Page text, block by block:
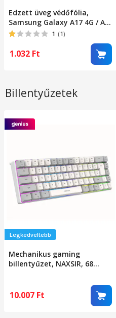
Edzett üveg védőfólia,
Samsung Galaxy A17 4G / A17
5G / A16 4G / A16 5G / M16 5G
1 (1)
1.032 Ft
Billentyűzetek
Legkedveltebb
Mechanikus gaming
billentyűzet, NAXSIR, 68
ergonomikus, USB Type-C,
double-shot ABS billentyűzet
10.007 Ft